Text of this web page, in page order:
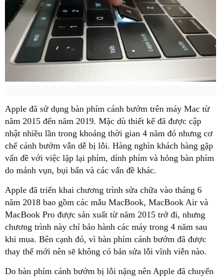
Apple đã sử dụng bàn phím cánh bướm trên máy Mac từ
năm 2015 đến năm 2019. Mặc dù thiết kế đã được cập
nhật nhiều lần trong khoảng thời gian 4 năm đó nhưng cơ
chế cánh bướm vẫn dễ bị lỗi. Hàng nghìn khách hàng gặp
vấn đề với việc lặp lại phím, dính phím và hỏng bàn phím
do mảnh vụn, bụi bẩn và các vấn đề khác.
Apple đã triển khai chương trình sửa chữa vào tháng 6
năm 2018 bao gồm các mẫu MacBook, MacBook Air và
MacBook Pro được sản xuất từ năm 2015 trở đi, nhưng
chương trình này chỉ bảo hành các máy trong 4 năm sau
khi mua. Bên cạnh đó, vì bàn phím cánh bướm đã được
thay thế mới nên sẽ không có bản sửa lỗi vĩnh viễn nào.
Do bàn phím cánh bướm bị lỗi nặng nên Apple đã chuyển